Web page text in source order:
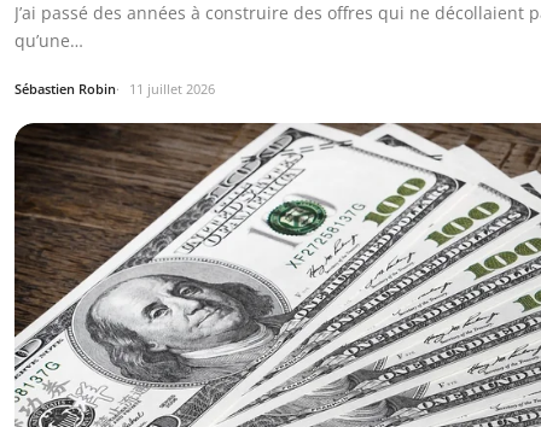
J’ai passé des années à construire des offres qui ne décollaient
qu’une…
Sébastien Robin 11 juillet 2026